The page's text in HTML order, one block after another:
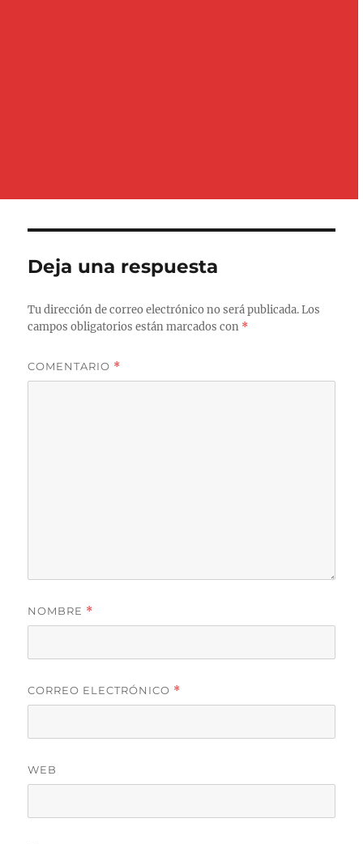
Deja una respuesta
Tu dirección de correo electrónico no será publicada. Los
campos obligatorios están marcados con *
COMENTARIO *
NOMBRE *
CORREO ELECTRÓNICO *
WEB